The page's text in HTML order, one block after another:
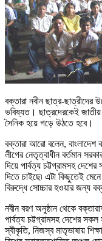
বক্তারা নবীন ছাত্র-ছাত্রীদের
ভবিষ্যত। ছাত্রদেরকেই
সৈনিক হয়ে গড়ে উঠতে হবে।
বক্তারা আরো বলেন,
লীগের নেতৃত্বাধীন বর্তমান
দিয়ে পার্বত্য চট্টগ্রামসহ
দিতে চাইছে৷ এটা কিছুতেই মেনে
বিরুদ্ধে সোচ্চার হওয়ার জন্য
নবীন বরণ অনুষ্ঠান থেকে
পার্বত্য চট্টগ্রামসহ দেশের
স্বীকৃতি, নিজস্ব মাতৃভাষায় শিক্ষা